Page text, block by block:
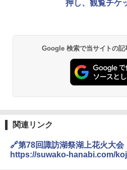
押し、観覧チケ
Google 検索で当サイトの記
関連リンク
🔗第78回諏訪湖祭湖上花火大会
https://suwako-hanabi.com/